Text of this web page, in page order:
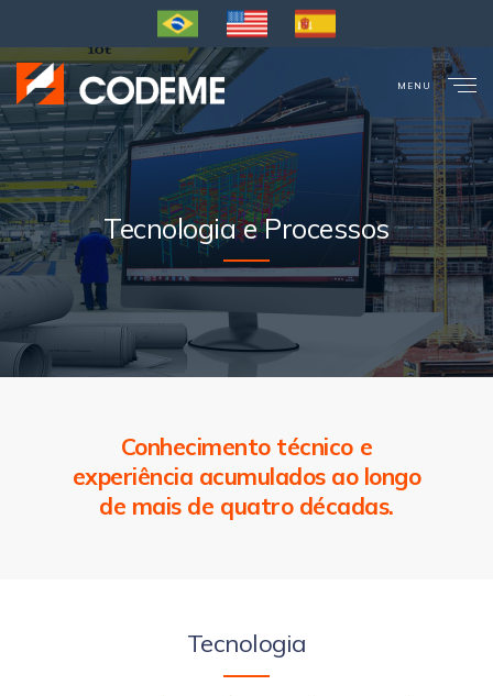
MENU
Tecnologia e Processos
Conhecimento técnico e
experiência acumulados ao longo
de mais de quatro décadas.
Tecnologia